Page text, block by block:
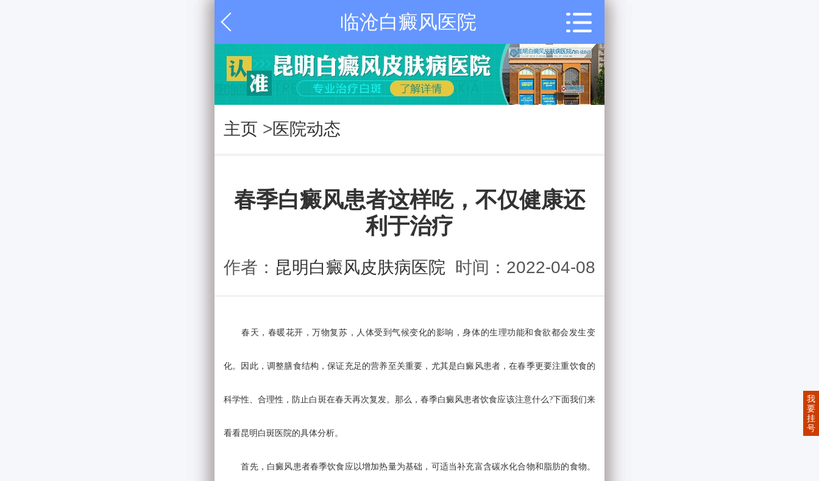
临沧白癜风医院
主页 >医院动态
春季白癜风患者这样吃，不仅健康还
利于治疗
作者： 昆明白癜风皮肤病医院 时间：2022-04-08
春天，春暖花开，万物复苏，人体受到气候变化的影响，身体的生理功能和食欲都会发生变
化。因此，调整膳食结构，保证充足的营养至关重要，尤其是白癜风患者，在春季更要注重饮食的
科学性、合理性，防止白斑在春天再次复发。那么，春季白癜风患者饮食应该注意什么?下面我们来
看看昆明白斑医院的具体分析。
首先，白癜风患者春季饮食应以增加热量为基础，可适当补充富含碳水化合物和脂肪的食物。
我
要
挂
号